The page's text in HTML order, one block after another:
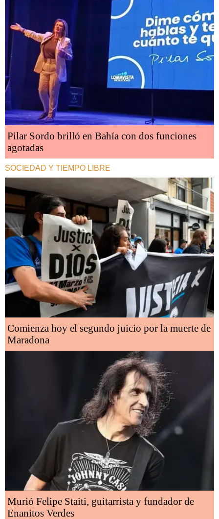
Pilar Sordo brilló en Bahía con dos funciones
agotadas
SOCIEDAD Y TIEMPO LIBRE
Comienza hoy el segundo juicio por la muerte de
Maradona
Murió Felipe Staiti, guitarrista y fundador de
Enanitos Verdes